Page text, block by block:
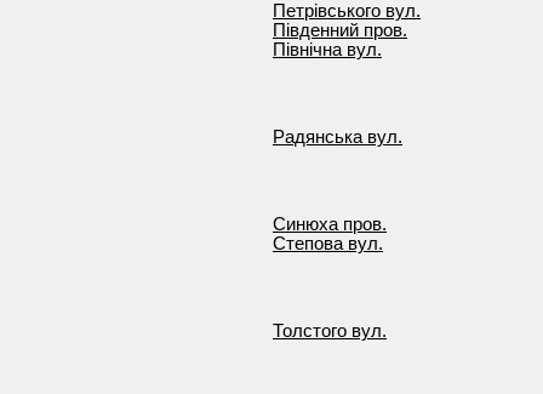
Петрівського вул.
Південний пров.
Північна вул.
Радянська вул.
Синюха пров.
Степова вул.
Толстого вул.